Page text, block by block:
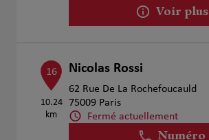
Voir plus
16
10.24
km
Nicolas Rossi
62 Rue De La Rochefoucauld
75009 Paris
Fermé actuellement
Numéro